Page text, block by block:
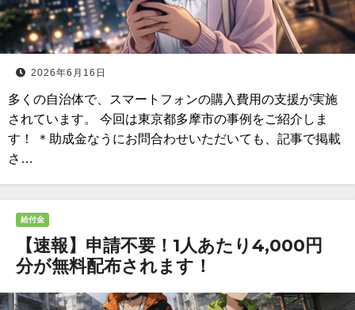
2026年6月16日
多くの自治体で、スマートフォンの購入費用の支援が実施
されています。 今回は東京都多摩市の事例をご紹介しま
す！ ＊助成金なうにお問合わせいただいても、記事で掲載
さ…
給付金
【速報】申請不要！1人あたり4,000円
分が無料配布されます！